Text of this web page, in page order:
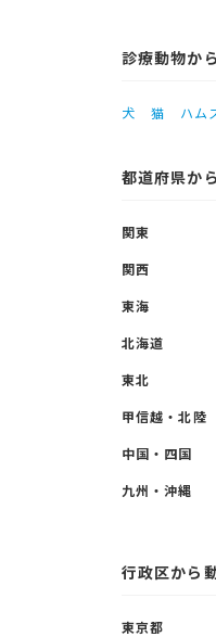
診療動物か
犬 猫 ハム
都道府県か
関東
関西
東海
北海道
東北
甲信越・北陸
中国・四国
九州・沖縄
行政区から
東京都